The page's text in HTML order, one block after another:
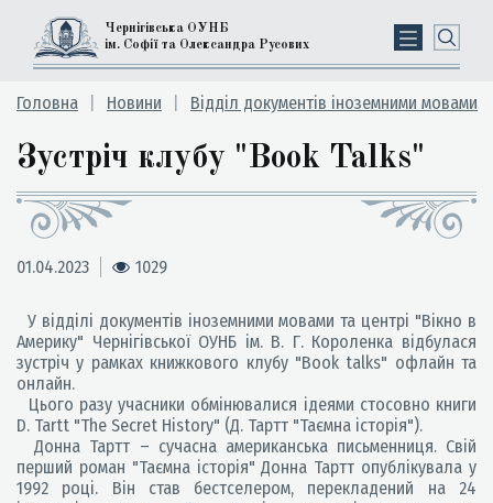
Чернігівська ОУНБ
ім. Софії та Олександра Русових
Головна Новини Відділ документів іноземними мовами
Зустріч клубу "Book Talks"
01.04.2023 1029
У відділі документів іноземними мовами та центрі "Вікно в
Америку" Чернігівської ОУНБ ім. В. Г. Короленка відбулася
зустріч у рамках книжкового клубу "Book talks" офлайн та
онлайн.
Цього разу учасники обмінювалися ідеями стосовно книги
D. Tartt "The Secret History" (Д. Тартт "Таємна історія").
Донна Тартт – сучасна американська письменниця. Свій
перший роман "Таємна історія" Донна Тартт опублікувала у
1992 році. Він став бестселером, перекладений на 24